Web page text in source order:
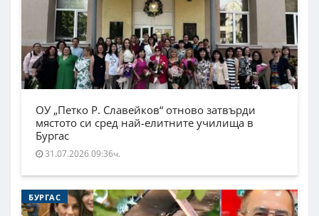
ОУ „Петко Р. Славейков“ отново затвърди
мястото си сред най-елитните училища в
Бургас
31.07.2026 09:36ч.
БУРГАС